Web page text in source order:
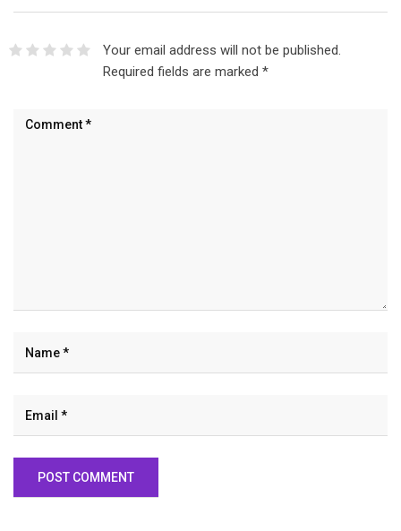
Your email address will not be published.
Required fields are marked *